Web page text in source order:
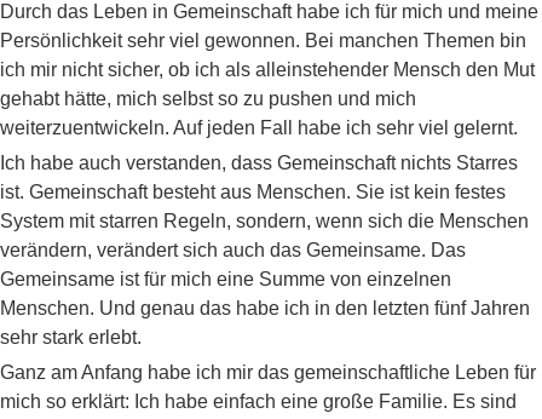
Durch das Leben in Gemeinschaft habe ich für mich und meine
Persönlichkeit sehr viel gewonnen. Bei manchen Themen bin
ich mir nicht sicher, ob ich als alleinstehender Mensch den Mut
gehabt hätte, mich selbst so zu pushen und mich
weiterzuentwickeln. Auf jeden Fall habe ich sehr viel gelernt.
Ich habe auch verstanden, dass Gemeinschaft nichts Starres
ist. Gemeinschaft besteht aus Menschen. Sie ist kein festes
System mit starren Regeln, sondern, wenn sich die Menschen
verändern, verändert sich auch das Gemeinsame. Das
Gemeinsame ist für mich eine Summe von einzelnen
Menschen. Und genau das habe ich in den letzten fünf Jahren
sehr stark erlebt.
Ganz am Anfang habe ich mir das gemeinschaftliche Leben für
mich so erklärt: Ich habe einfach eine große Familie. Es sind